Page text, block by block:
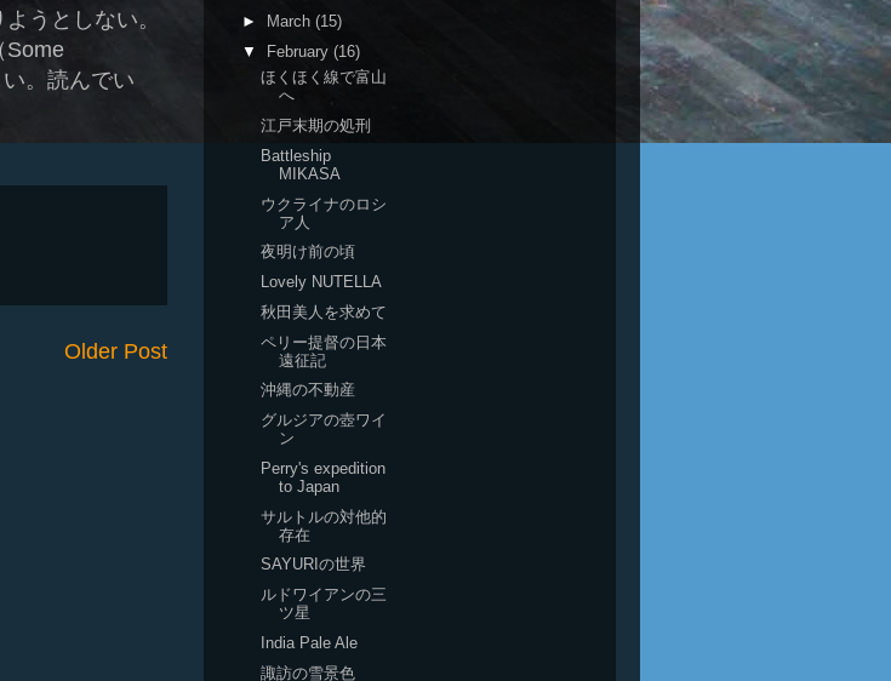
うとしない。
Some
。読んでい
Older Post
►
March (15)
▼
February (16)
ほくほく線で富山
へ
江戸末期の処刑
Battleship
MIKASA
ウクライナのロシ
ア人
夜明け前の頃
Lovely NUTELLA
秋田美人を求めて
ペリー提督の日本
遠征記
沖縄の不動産
グルジアの壺ワイ
ン
Perry's expedition
to Japan
サルトルの対他的
存在
SAYURIの世界
ルドワイアンの三
ツ星
India Pale Ale
諏訪の雪景色